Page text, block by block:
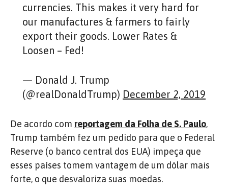
currencies. This makes it very hard for
our manufactures & farmers to fairly
export their goods. Lower Rates &
Loosen – Fed!
— Donald J. Trump
(@realDonaldTrump) December 2, 2019
De acordo com reportagem da Folha de S. Paulo,
Trump também fez um pedido para que o Federal
Reserve (o banco central dos EUA) impeça que
esses países tomem vantagem de um dólar mais
forte, o que desvaloriza suas moedas.